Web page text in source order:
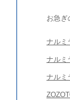
お急ぎ
ナルミ
ナルミ
ナルミ